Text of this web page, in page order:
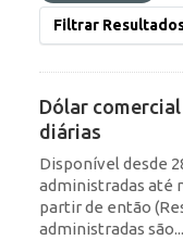
Filtrar
Dólar
diárias
Disponível desde
administradas até
partir de então
administradas são...